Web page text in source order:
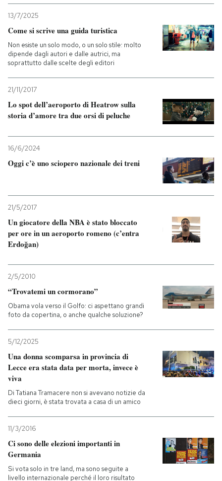
13/7/2025
Come si scrive una guida turistica
Non esiste un solo modo, o un solo stile: molto
dipende dagli autori e dalle autrici, ma
soprattutto dalle scelte degli editori
21/11/2017
Lo spot dell’aeroporto di Heatrow sulla
storia d’amore tra due orsi di peluche
16/6/2024
Oggi c’è uno sciopero nazionale dei treni
21/5/2017
Un giocatore della NBA è stato bloccato
per ore in un aeroporto romeno (c’entra
Erdoğan)
2/5/2010
“Trovatemi un cormorano”
Obama vola verso il Golfo: ci aspettano grandi
foto da copertina, o anche qualche soluzione?
5/12/2025
Una donna scomparsa in provincia di
Lecce era stata data per morta, invece è
viva
Di Tatiana Tramacere non si avevano notizie da
dieci giorni, è stata trovata a casa di un amico
11/3/2016
Ci sono delle elezioni importanti in
Germania
Si vota solo in tre land, ma sono seguite a
livello internazionale perché il loro risultato